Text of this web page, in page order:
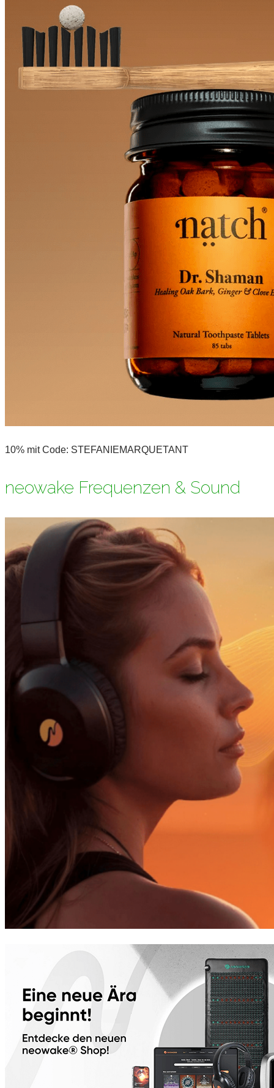
10% mit Code: STEFANIEMARQUETANT
neowake Frequenzen & Sound